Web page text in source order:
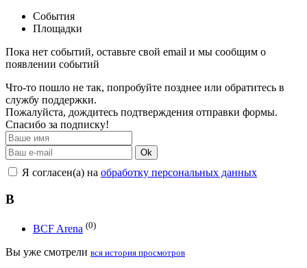
События
Площадки
Пока нет событий, оставьте свой email и мы сообщим о
появлении событий
Что-то пошло не так, попробуйте позднее или обратитесь в
службу поддержки.
Пожалуйста, дождитесь подтверждения отправки формы.
Спасибо за подписку!
Ok
Я согласен(а) на обработку персональных данных
B
BCF Arena (0)
Вы уже смотрели вся история просмотров